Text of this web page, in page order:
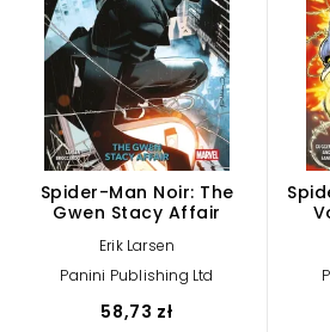
Spider-Man Noir: The
Gwen Stacy Affair
Erik Larsen
Panini Publishing Ltd
58,73 zł